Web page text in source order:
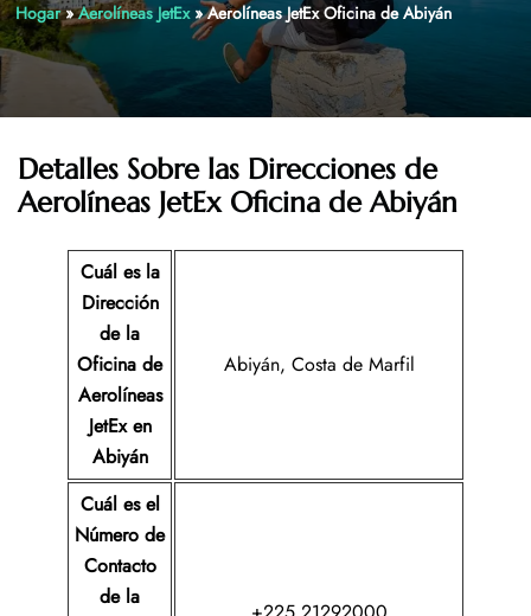
Hogar»Aerolíneas JetEx»Aerolíneas JetEx Oficina de Abiyán
Detalles Sobre las Direcciones de
Aerolíneas JetEx Oficina de Abiyán
Cuál es la
Dirección
de la
Oficina de
Aerolíneas
JetEx en
Abiyán
Abiyán, Costa de Marfil
Cuál es el
Número de
Contacto
de la